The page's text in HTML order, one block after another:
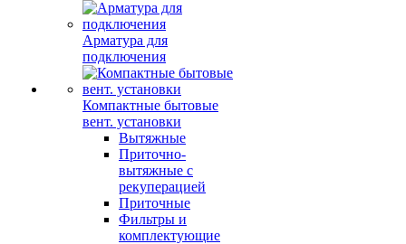
Арматура для
подключения
Компактные бытовые
вент. установки
Вытяжные
Приточно-
вытяжные с
рекуперацией
Приточные
Фильтры и
комплектующие